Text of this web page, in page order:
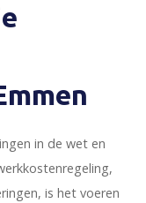
in de wet en
is het voeren